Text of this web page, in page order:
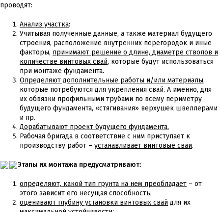
проводят:
Анализ участка:
Учитывая полученные данные, а также материал будущего
строения, расположение внутренних перегородок и иные
факторы, принимают решение о длине, диаметре стволов и
количестве винтовых свай, которые будут использоваться
при монтаже фундамента.
Определяют дополнительные работы и/или материалы,
которые потребуются для укрепления свай. А именно, для
их обвязки профильными трубами по всему периметру
будущего фундамента, «стягивания» верхушек швеллерами
и пр.
Дорабатывают проект будущего фундамента.
Рабочая бригада в соответствие с ним приступает к
производству работ – устанавливает винтовые сваи.
Этапы их монтажа предусматривают:
определяют, какой тип грунта на нем преобладает – от
этого зависит его несущая способность;
оценивают глубину установки винтовых свай для их